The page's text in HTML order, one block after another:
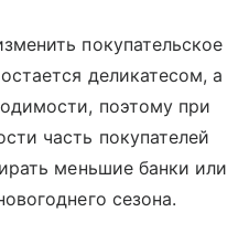
покупательское
деликатесом, а
поэтому при
часть покупателей
меньшие банки или
сезона.